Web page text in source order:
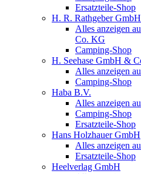
Ersatzteile-Shop
H. R. Rathgeber
Alles anzeigen
Co. KG
Camping-Shop
H. Seehase GmbH &
Alles anzeigen
Camping-Shop
Haba B.V.
Alles anzeigen
Camping-Shop
Ersatzteile-Shop
Hans Holzhauer GmbH
Alles anzeigen
Ersatzteile-Shop
Heelverlag GmbH